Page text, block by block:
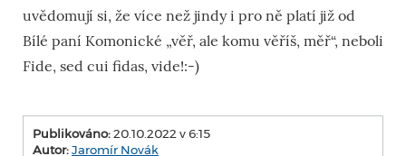
uvědomují si, že více než jindy i pro ně platí již od
Bílé paní Komonické „věř, ale komu věříš, měř“, neboli
Fide, sed cui fidas, vide!:-)
Publikováno:20.10.2022 v 6:15
Autor:Jaromír Novák